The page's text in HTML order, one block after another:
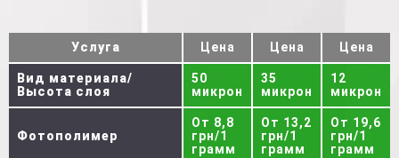
Услуга Цена Цена Цена
Вид материала/
Высота слоя
50
микрон
35
микрон
12
микрон
Фотополимер
От 8,8
грн/1
грамм
От 13,2
грн/1
грамм
От 19,6
грн/1
грамм